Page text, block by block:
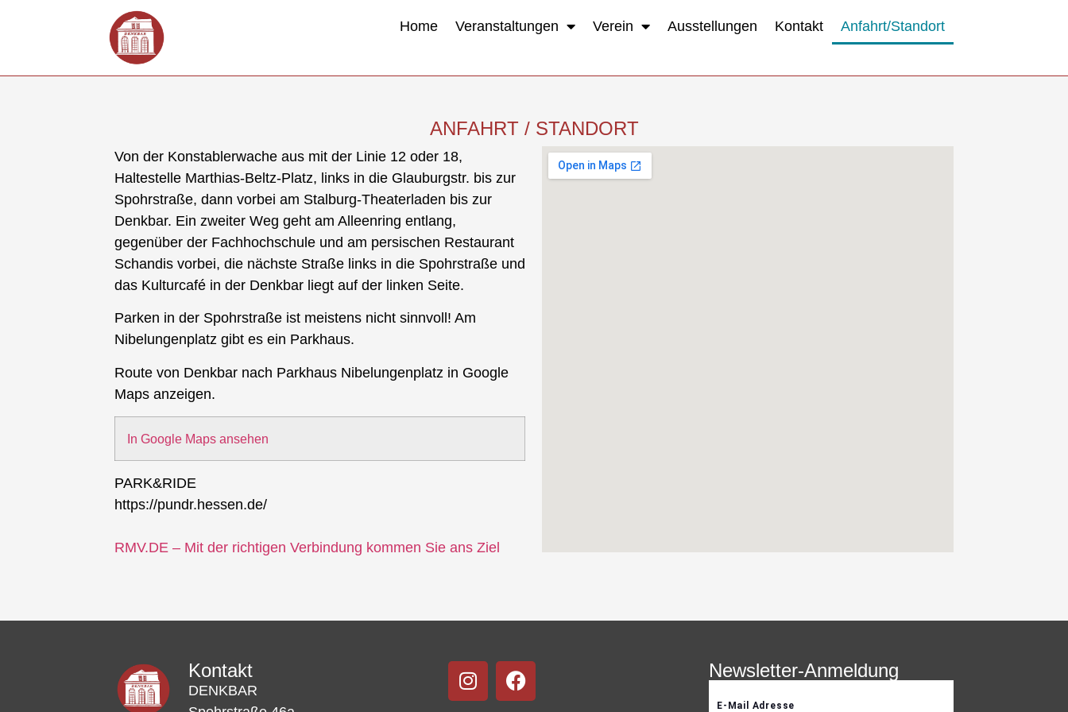
Home Veranstaltungen Verein Ausstellungen Kontakt Anfahrt/Standort
ANFAHRT / STANDORT
Von der Konstablerwache aus mit der Linie 12 oder 18,
Haltestelle Marthias-Beltz-Platz, links in die Glauburgstr. bis zur
Spohrstraße, dann vorbei am Stalburg-Theaterladen bis zur
Denkbar. Ein zweiter Weg geht am Alleenring entlang,
gegenüber der Fachhochschule und am persischen Restaurant
Schandis vorbei, die nächste Straße links in die Spohrstraße und
das Kulturcafé in der Denkbar liegt auf der linken Seite.
Parken in der Spohrstraße ist meistens nicht sinnvoll! Am
Nibelungenplatz gibt es ein Parkhaus.
Route von Denkbar nach Parkhaus Nibelungenplatz in Google
Maps anzeigen.
In Google Maps ansehen
PARK&RIDE
https://pundr.hessen.de/
RMV.DE – Mit der richtigen Verbindung kommen Sie ans Ziel
Kontakt
DENKBAR
Newsletter-Anmeldung